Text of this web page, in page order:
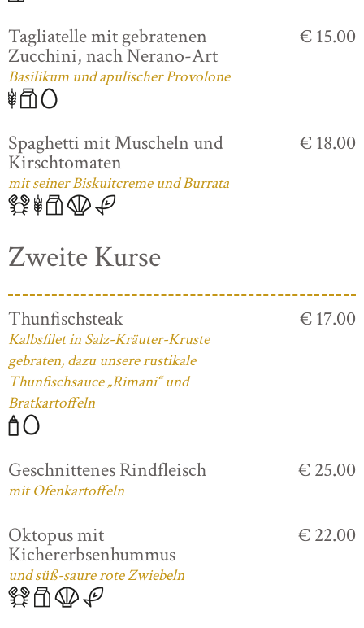
Tagliatelle mit gebratenen
Zucchini, nach Nerano-Art
Basilikum und apulischer Provolone
€ 15.00
Spaghetti mit Muscheln und
Kirschtomaten
mit seiner Biskuitcreme und Burrata
€ 18.00
Zweite Kurse
Thunfischsteak
Kalbsfilet in Salz-Kräuter-Kruste
gebraten, dazu unsere rustikale
Thunfischsauce „Rimani“ und
Bratkartoffeln
€ 17.00
Geschnittenes Rindfleisch
mit Ofenkartoffeln
€ 25.00
Oktopus mit
Kichererbsenhummus
und süß-saure rote Zwiebeln
€ 22.00